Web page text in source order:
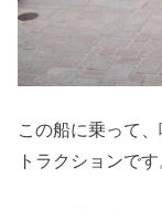
この船に乗って
トラクションです